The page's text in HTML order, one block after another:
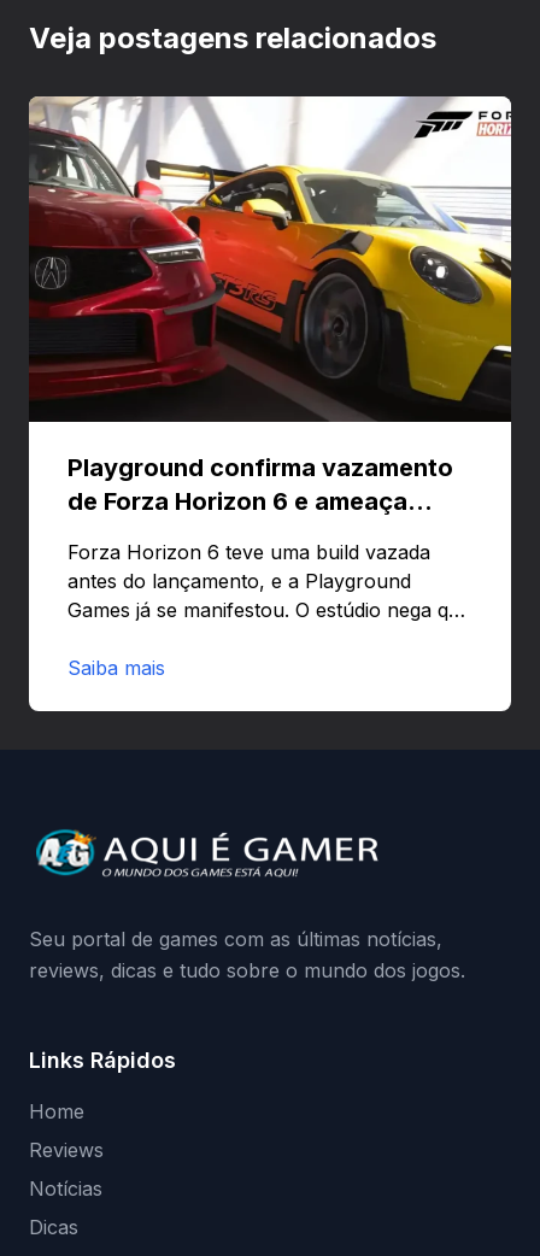
Veja postagens relacionados
Playground confirma vazamento
de Forza Horizon 6 e ameaça
Forza Horizon 6 teve uma build vazada
antes do lançamento, e a Playground
Games já se manifestou. O estúdio nega que
preload e avisa que quem usar versões não
da Playground: negação do preload,
medidas contra acessos não autorizados
Saiba mais
Seu portal de games com as últimas notícias,
reviews, dicas e tudo sobre o mundo dos jogos.
Links Rápidos
Home
Reviews
Notícias
Dicas